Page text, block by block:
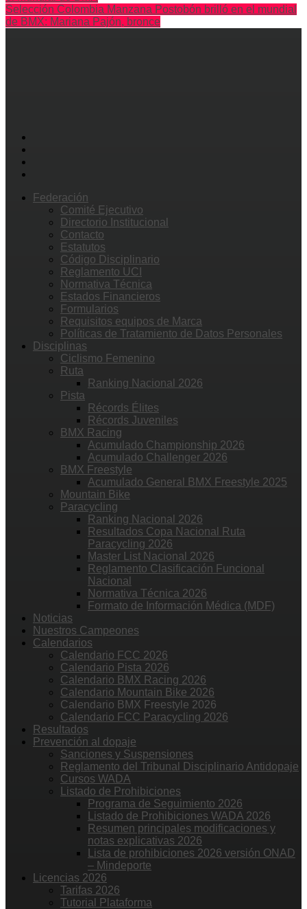
Selección Colombia Manzana Postobón brilló en el mundial
de BMX: Mariana Pajón, bronce
Federación
Comité Ejecutivo
Directorio Institucional
Contacto
Estatutos
Código Disciplinario
Reglamento UCI
Normativa Técnica
Estados Financieros
Formularios
Requisitos equipos de Marca
Políticas de Tratamiento de Datos Personales
Disciplinas
Ciclismo Femenino
Ruta
Ranking Nacional 2026
Pista
Récords Élites
Récords Juveniles
BMX Racing
Acumulado Championship 2026
Acumulado Challenger 2026
BMX Freestyle
Acumulado General BMX Freestyle 2025
Mountain Bike
Paracycling
Ranking Nacional 2026
Resultados Copa Nacional Ruta
Paracycling 2026
Master List Nacional 2026
Reglamento Clasificación Funcional
Nacional
Normativa Técnica 2026
Formato de Información Médica (MDF)
Noticias
Nuestros Campeones
Calendarios
Calendario FCC 2026
Calendario Pista 2026
Calendario BMX Racing 2026
Calendario Mountain Bike 2026
Calendario BMX Freestyle 2026
Calendario FCC Paracycling 2026
Resultados
Prevención al dopaje
Sanciones y Suspensiones
Reglamento del Tribunal Disciplinario Antidopaje
Cursos WADA
Listado de Prohibiciones
Programa de Seguimiento 2026
Listado de Prohibiciones WADA 2026
Resumen principales modificaciones y
notas explicativas 2026
Lista de prohibiciones 2026 versión ONAD
– Mindeporte
Licencias 2026
Tarifas 2026
Tutorial Plataforma